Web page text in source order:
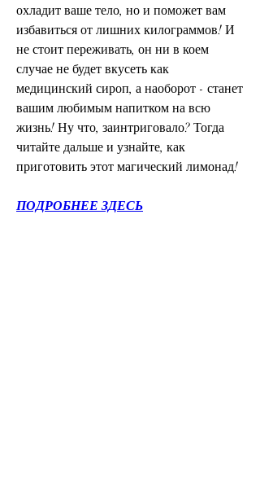
охладит ваше тело, но и поможет вам
избавиться от лишних килограммов! И
не стоит переживать, он ни в коем
случае не будет вкусеть как
медицинский сироп, а наоборот - станет
вашим любимым напитком на всю
жизнь! Ну что, заинтриговало? Тогда
читайте дальше и узнайте, как
приготовить этот магический лимонад!
ПОДРОБНЕЕ ЗДЕСЬ